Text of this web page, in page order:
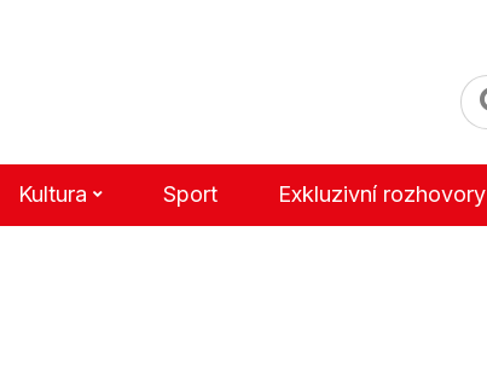
Kultura Sport Exkluzivní rozhovory